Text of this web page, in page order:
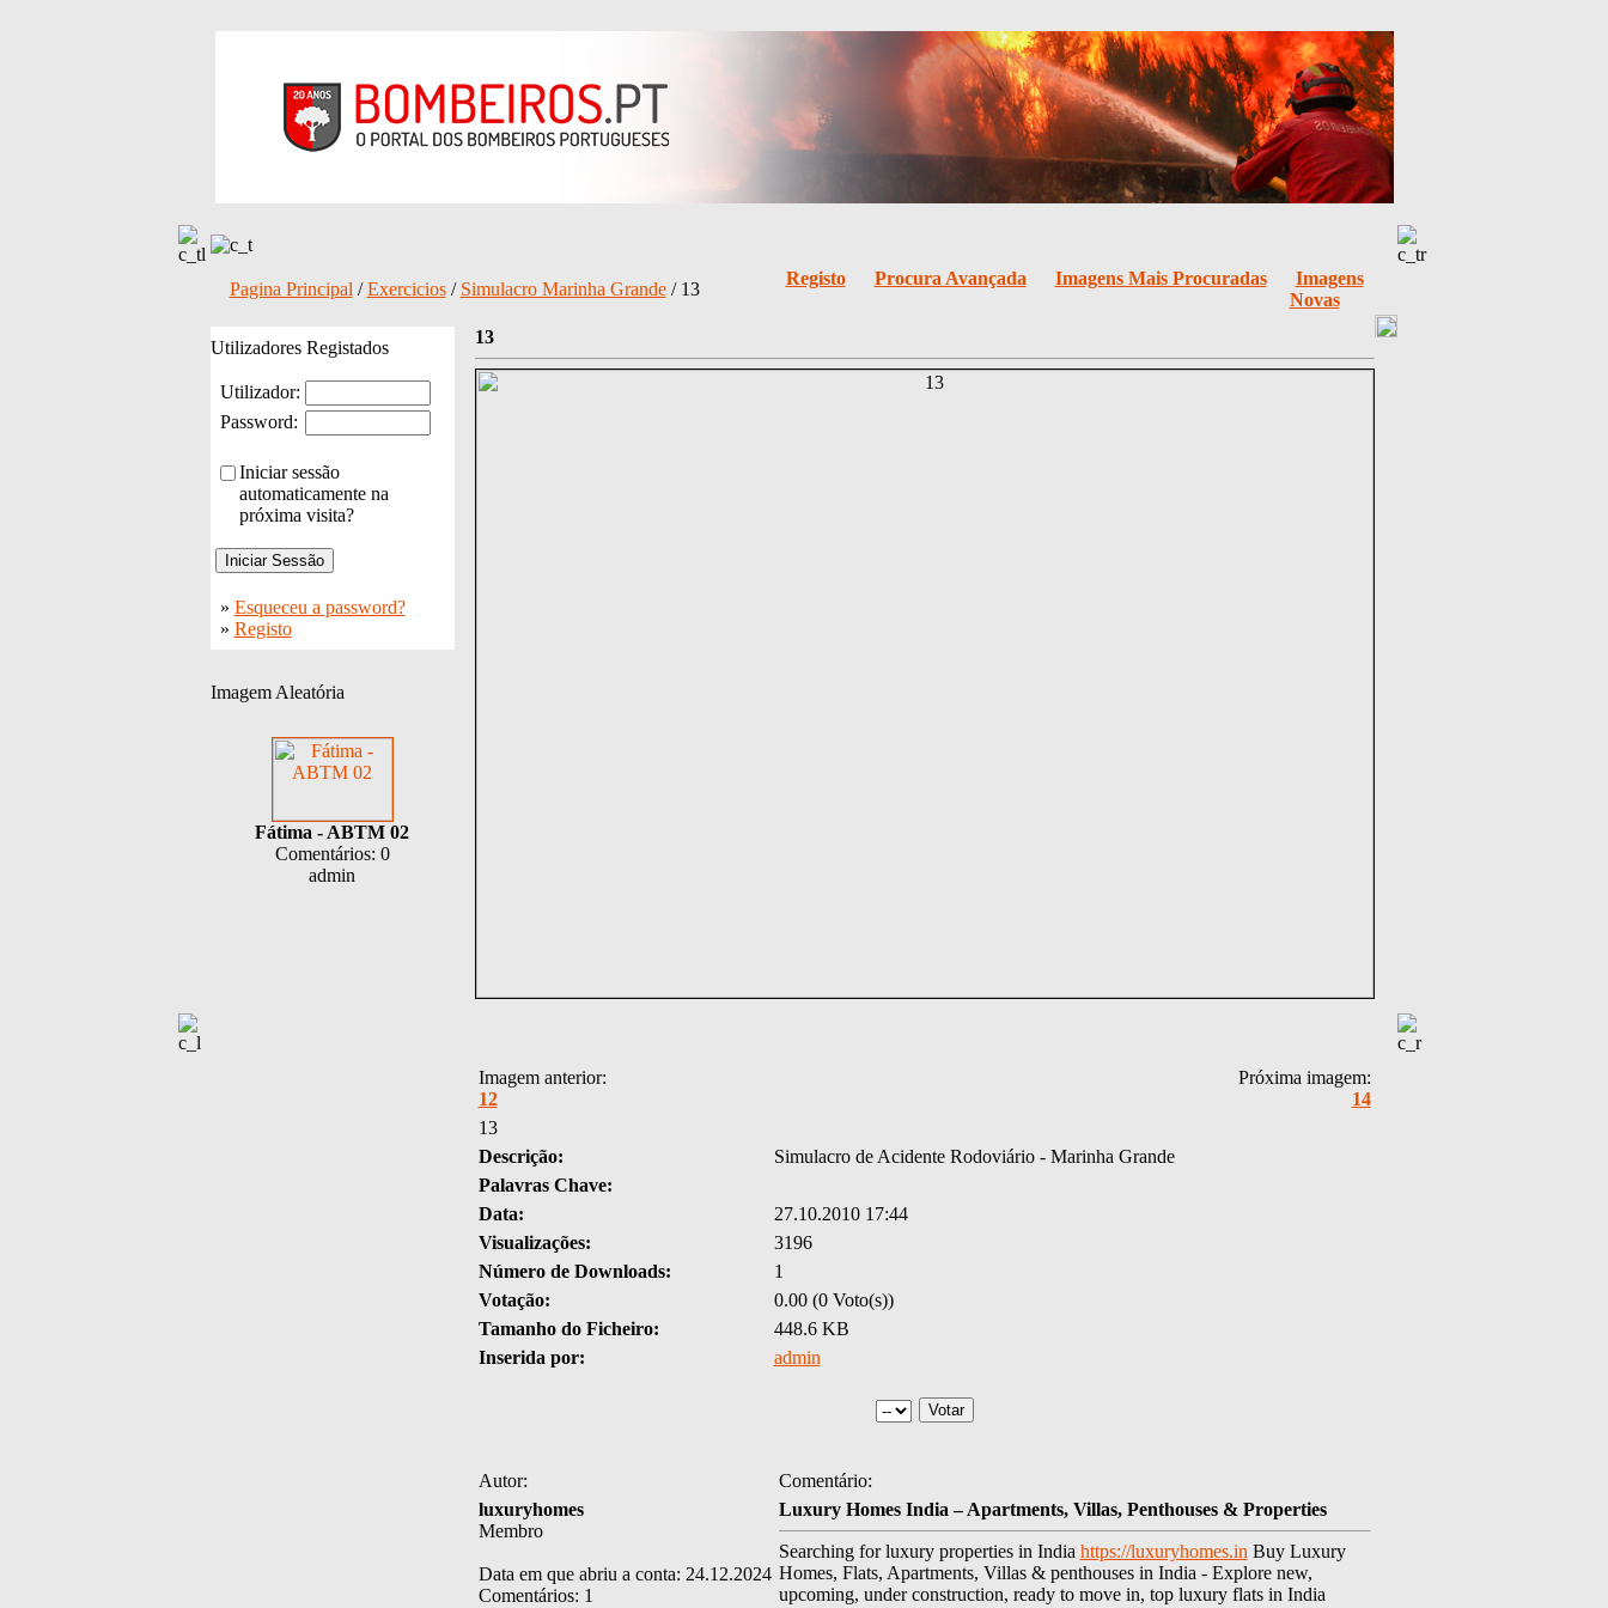
Pagina Principal /Exercicios/ Simulacro Marinha Grande/ 13
Registo Procura Avançada Imagens Mais Procuradas
Imagens
Novas
Utilizadores Registados
Utilizador:
Password:
Iniciar sessão
automaticamente na
próxima visita?
» Esqueceu a password?
» Registo
Imagem Aleatória
Fátima - ABTM 02
Comentários: 0
admin
13
Imagem anterior:
12
Próxima imagem:
14
13
Descrição:
Simulacro de Acidente Rodoviário - Marinha Grande
Palavras Chave:
Data:
27.10.2010 17:44
Visualizações:
3196
Número de Downloads:
1
Votação:
0.00 (0 Voto(s))
Tamanho do Ficheiro:
448.6 KB
Inserida por:
admin
Autor:
Comentário:
luxuryhomes
Membro
Data em que abriu a conta: 24.12.2024
Comentários: 1
Luxury Homes India – Apartments, Villas, Penthouses & Properties
Searching for luxury properties in India https://luxuryhomes.in Buy Luxury
Homes, Flats, Apartments, Villas & penthouses in India - Explore new,
upcoming, under construction, ready to move in, top luxury flats in India